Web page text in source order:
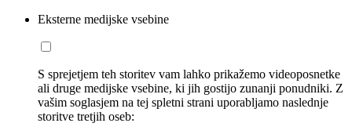
Eksterne medijske vsebine
S sprejetjem teh storitev vam lahko prikažemo videoposnetke
ali druge medijske vsebine, ki jih gostijo zunanji ponudniki. Z
vašim soglasjem na tej spletni strani uporabljamo naslednje
storitve tretjih oseb: